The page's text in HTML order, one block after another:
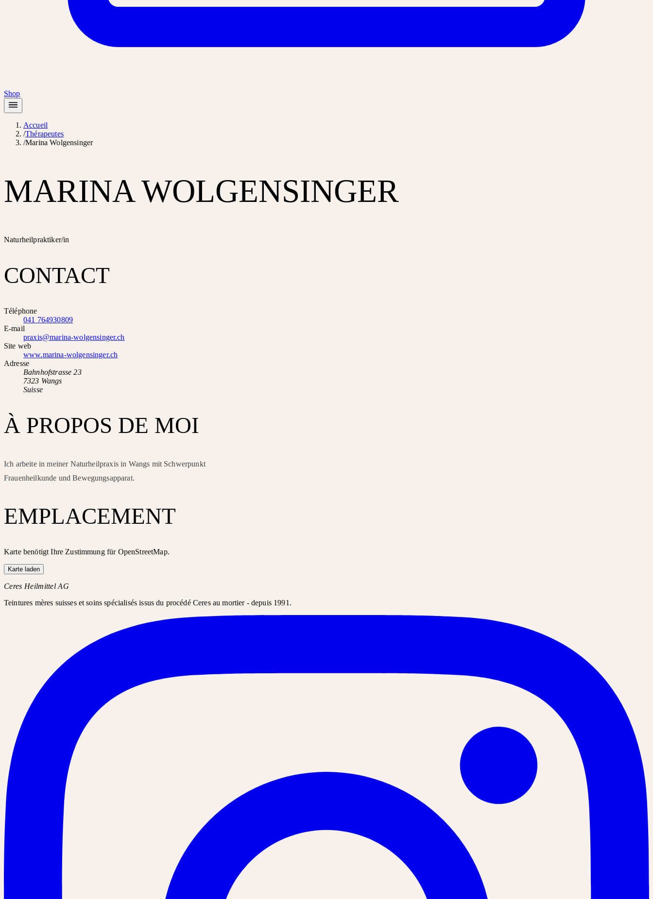
Shop
Accueil
/Thérapeutes
/Marina Wolgensinger
MARINA WOLGENSINGER
Naturheilpraktiker/in
CONTACT
Téléphone
041 764930809
E-mail
praxis@marina-wolgensinger.ch
Site web
www.marina-wolgensinger.ch
Adresse
Bahnhofstrasse 23
7323 Wangs
Suisse
À PROPOS DE MOI
Ich arbeite in meiner Naturheilpraxis in Wangs mit Schwerpunkt
Frauenheilkunde und Bewegungsapparat.
EMPLACEMENT
Karte benötigt Ihre Zustimmung für OpenStreetMap.
Karte laden
Ceres Heilmittel AG
Teintures mères suisses et soins spécialisés issus du procédé Ceres au mortier - depuis 1991.